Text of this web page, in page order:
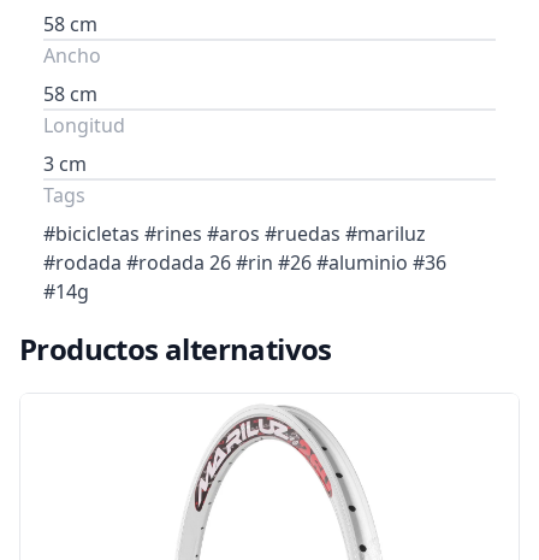
58 cm
Ancho
58 cm
Longitud
3 cm
Tags
#bicicletas #rines #aros #ruedas #mariluz
#rodada #rodada 26 #rin #26 #aluminio #36
#14g
Productos alternativos